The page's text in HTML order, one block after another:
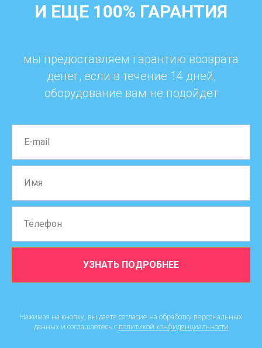
И ЕЩЕ 100% ГАРАНТИЯ
мы предоставляем гарантию возврата
денег, если в течение 14 дней,
оборудование вам не подойдет
УЗНАТЬ ПОДРОБНЕЕ
Нажимая на кнопку, вы даете согласие на обработку персональных
данных и соглашаетесь c политикой конфиденциальности